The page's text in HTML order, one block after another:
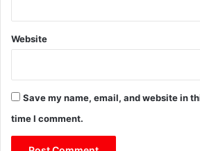
Website
Save my name, email, and website in
time I comment.